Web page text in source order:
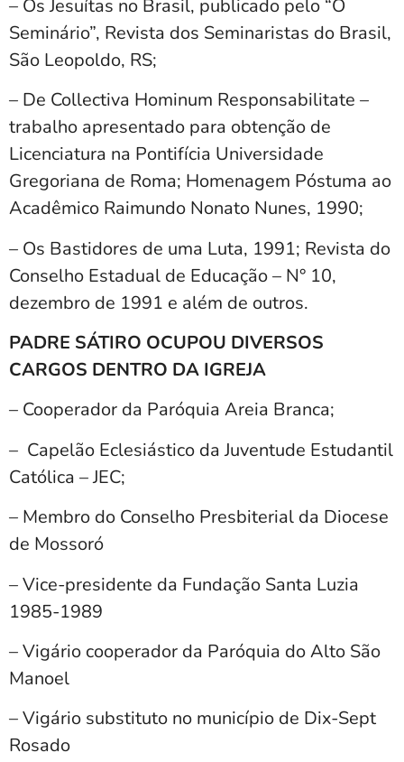
– Os Jesuítas no Brasil, publicado pelo “O
Seminário”, Revista dos Seminaristas do Brasil,
São Leopoldo, RS;
– De Collectiva Hominum Responsabilitate –
trabalho apresentado para obtenção de
Licenciatura na Pontifícia Universidade
Gregoriana de Roma; Homenagem Póstuma ao
Acadêmico Raimundo Nonato Nunes, 1990;
– Os Bastidores de uma Luta, 1991; Revista do
Conselho Estadual de Educação – N° 10,
dezembro de 1991 e além de outros.
PADRE SÁTIRO OCUPOU DIVERSOS
CARGOS DENTRO DA IGREJA
– Cooperador da Paróquia Areia Branca;
– Capelão Eclesiástico da Juventude Estudantil
Católica – JEC;
– Membro do Conselho Presbiterial da Diocese
de Mossoró
– Vice-presidente da Fundação Santa Luzia
1985-1989
– Vigário cooperador da Paróquia do Alto São
Manoel
– Vigário substituto no município de Dix-Sept
Rosado